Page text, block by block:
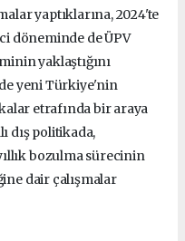
yaptıklarına, 2024'te
döneminde de ÜPV
yaklaştığını
yeni Türkiye'nin
etrafında bir araya
dış politikada,
bozulma sürecinin
dair çalışmalar